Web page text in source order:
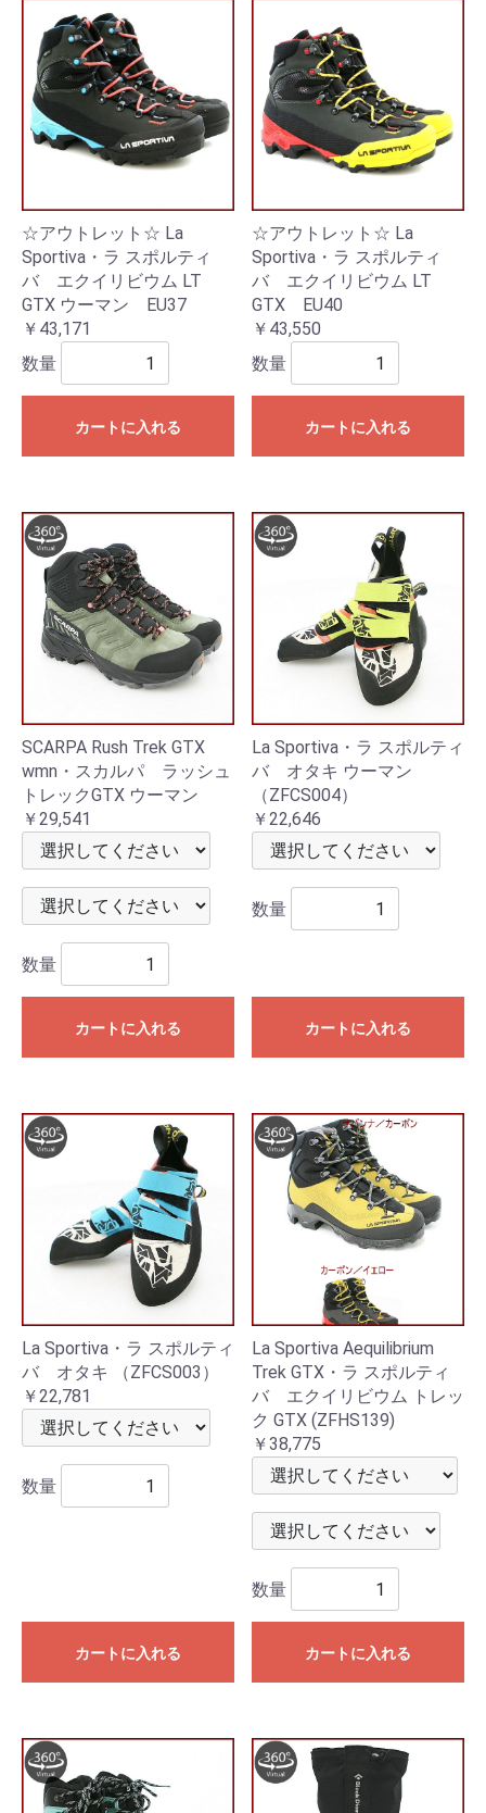
☆アウトレット☆ La
Sportiva・ラ スポルティ
バ エクイリビウム LT
GTX ウーマン EU37
￥43,171
数量
カートに入れる
☆アウトレット☆ La
Sportiva・ラ スポルティ
バ エクイリビウム LT
GTX EU40
￥43,550
数量
カートに入れる
SCARPA Rush Trek GTX
wmn・スカルパ ラッシュ
トレックGTX ウーマン
￥29,541
数量
カートに入れる
La Sportiva・ラ スポルティ
バ オタキ ウーマン
（ZFCS004）
￥22,646
数量
カートに入れる
La Sportiva・ラ スポルティ
バ オタキ （ZFCS003）
￥22,781
数量
カートに入れる
La Sportiva Aequilibrium
Trek GTX・ラ スポルティ
バ エクイリビウム トレッ
ク GTX (ZFHS139)
￥38,775
数量
カートに入れる